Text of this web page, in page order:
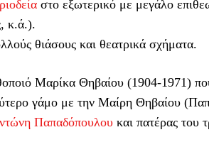
στο εξωτερικό με μεγάλο
κ.ά.).
θιάσους και θεατρικά σχήματα.
Μαρίκα Θηβαίου (1904-1971)
γάμο με την Μαίρη Θηβαίου
Παπαδόπουλουκαι πατέρας του